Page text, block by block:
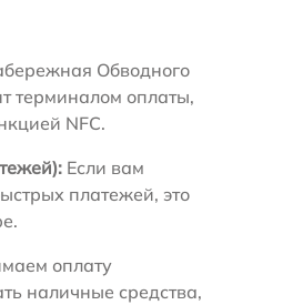
Обводного
терминалом оплаты,
NFC.
Если вам
платежей, это
оплату
наличные средства,